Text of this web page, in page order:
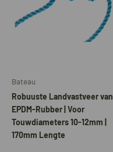
Bateau
Robuuste Landvastveer van
EPDM-Rubber | Voor
Touwdiameters 10-12mm |
170mm Lengte